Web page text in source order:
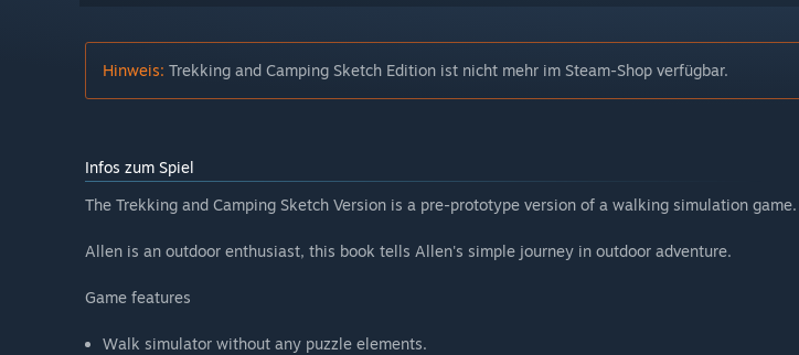
Hinweis: Trekking and Camping Sketch Edition ist nicht mehr im Steam-Shop verfügbar.
Infos zum Spiel
The Trekking and Camping Sketch Version is a pre-prototype version of a walking simulation game.
Allen is an outdoor enthusiast, this book tells Allen's simple journey in outdoor adventure.
Game features
Walk simulator without any puzzle elements.